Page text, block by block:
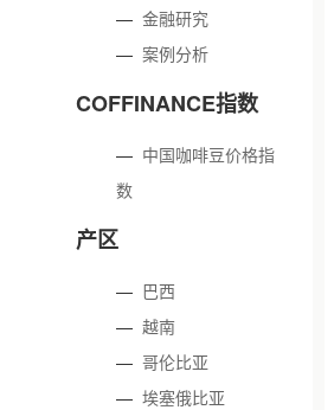
—金融研究
—案例分析
COFFINANCE指数
— 中国咖啡豆价格指
数
产区
— 巴西
—越南
—哥伦比亚
—埃塞俄比亚